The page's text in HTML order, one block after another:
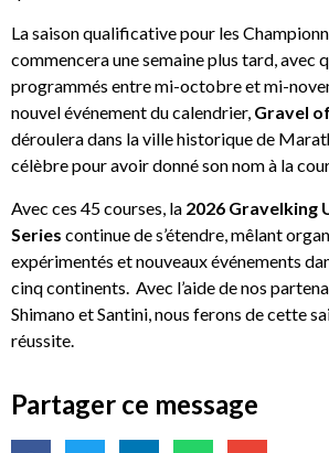
La saison qualificative pour les
commencera une semaine plus tard, avec
programmés entre mi-octobre et mi-
nouvel événement du calendrier, Gravel
déroulera dans la ville historique de
célèbre pour avoir donné son nom à la
Avec ces 45 courses, la 2026 Gravelking
Series continue de s’étendre, mêlant
expérimentés et nouveaux événements
cinq continents. Avec l’aide de nos
Shimano et Santini, nous ferons de cette
réussite.
Partager ce message